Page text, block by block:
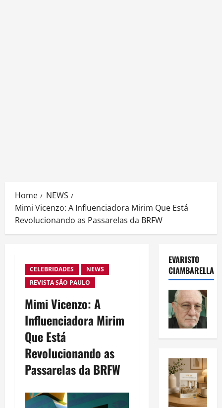
Home
NEWS
Mimi Vicenzo: A Influenciadora Mirim Que Está
Revolucionando as Passarelas da BRFW
CELEBRIDADES
NEWS
REVISTA SÃO PAULO
Mimi Vicenzo: A
Influenciadora Mirim
Que Está
Revolucionando as
Passarelas da BRFW
EVARISTO
CIAMBARELLA